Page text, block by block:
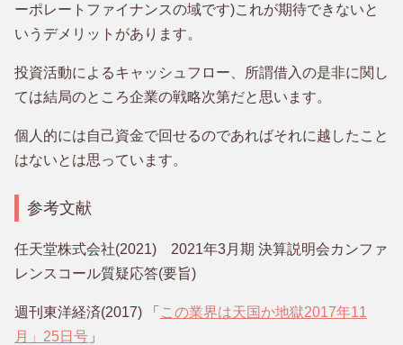
ーポレートファイナンスの域です)これが期待できないと
いうデメリットがあります。
投資活動によるキャッシュフロー、所謂借入の是非に関し
ては結局のところ企業の戦略次第だと思います。
個人的には自己資金で回せるのであればそれに越したこと
はないとは思っています。
参考文献
任天堂株式会社(2021) 2021年3月期 決算説明会カンファ
レンスコール質疑応答(要旨)
週刊東洋経済(2017) 「 この業界は天国か地獄2017年11
月」25日号 」